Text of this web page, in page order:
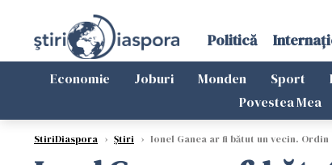
Politică
Economie Joburi Monden Sport
Povestea Mea
StiriDiaspora › Știri › Ionel Ganea ar fi bătut un vecin.